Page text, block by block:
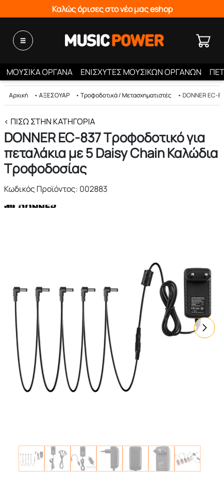
Καλώς όρισες στο νέο μας eshop
ΜΟΥΣΙΚΑ ΟΡΓΑΝΑ ΕΝΙΣΧΥΤΕΣ ΜΟΥΣΙΚΩΝ ΟΡΓΑΝΩΝ
Αρχική • ΑΞΕΣΟΥΑΡ • Τροφοδοτικά / Μετασχηματιστές • DONNER EC-
< ΠΊΣΩ ΣΤΗΝ ΚΑΤΗΓΟΡΊΑ
DONNER EC-837 Τροφοδοτικό για
πεταλάκια με 5 Daisy Chain Καλώδια
Τροφοδοσίας
Κωδικός Προϊόντος: 002883